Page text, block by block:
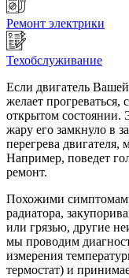
Ремонт электрики
Техобслуживание
Если двигатель
желает прогреваться,
открытом
жару его замкнуло в
перегрева двигателя,
Например, поведет
ремонт.
Похожими
радиатора,
или грязью, другие
мы проводим
измерения
термостат) и